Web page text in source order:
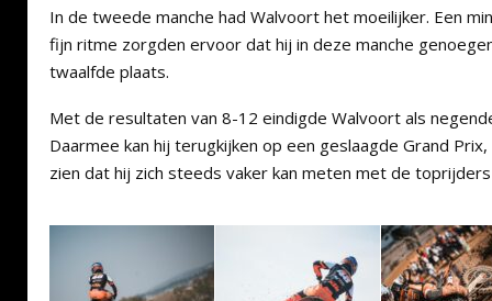
In de tweede manche had Walvoort het moeilijker. Een
fijn ritme zorgden ervoor dat hij in deze manche
twaalfde plaats.
Met de resultaten van 8-12 eindigde Walvoort als
Daarmee kan hij terugkijken op een geslaagde Grand
zien dat hij zich steeds vaker kan meten met de